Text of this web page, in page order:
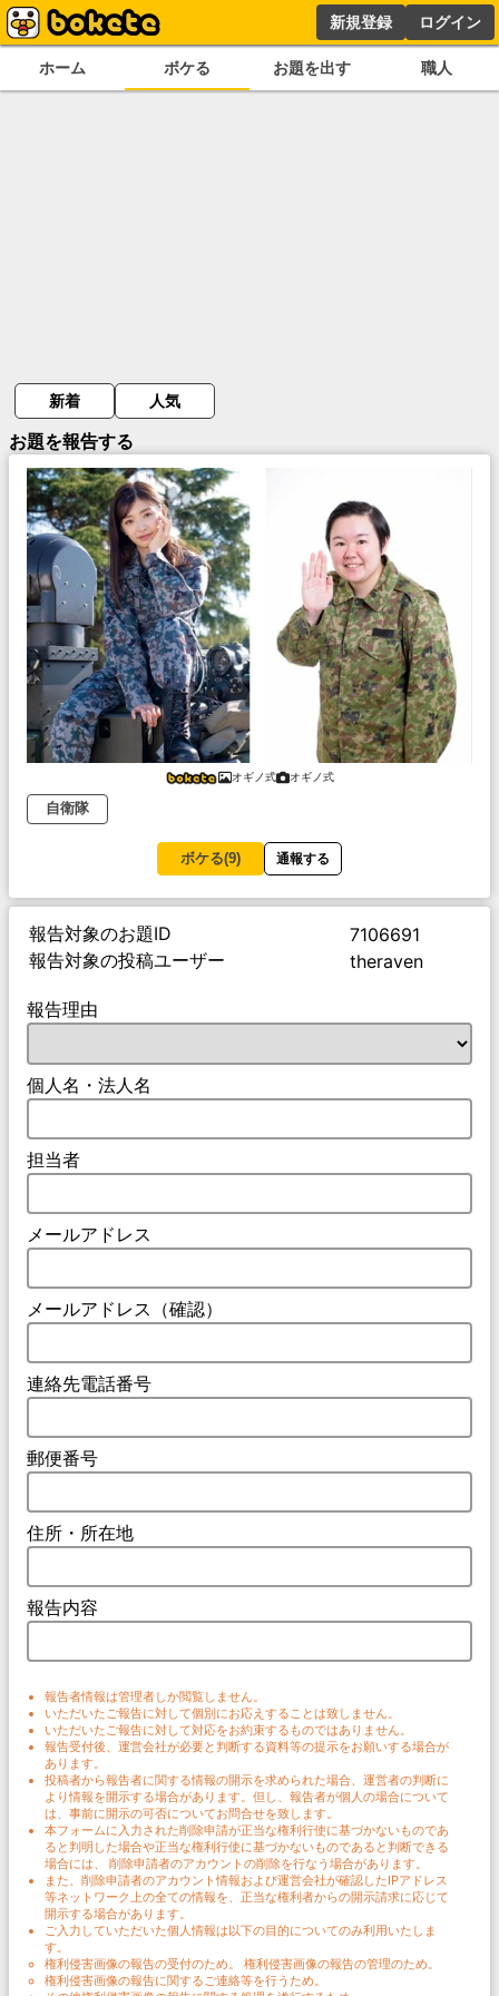
新規登録 ログイン
ホーム ボケる お題を出す 職人
新着 人気
お題を報告する
オギノ式 オギノ式
自衛隊
ボケる(9) 通報する
報告対象のお題ID
7106691
報告対象の投稿ユーザー
theraven
報告理由
個人名・法人名
担当者
メールアドレス
メールアドレス（確認）
連絡先電話番号
郵便番号
住所・所在地
報告内容
報告者情報は管理者しか閲覧しません。
いただいたご報告に対して個別にお応えすることは致しません。
いただいたご報告に対して対応をお約束するものではありません。
報告受付後、運営会社が必要と判断する資料等の提示をお願いする場合が
あります。
投稿者から報告者に関する情報の開示を求められた場合、運営者の判断に
より情報を開示する場合があります。但し、報告者が個人の場合について
は、事前に開示の可否についてお問合せを致します。
本フォームに入力された削除申請が正当な権利行使に基づかないものであ
ると判明した場合や正当な権利行使に基づかないものであると判断できる
場合には、 削除申請者のアカウントの削除を行なう場合があります。
また、削除申請者のアカウント情報および運営会社が確認したIPアドレス
等ネットワーク上の全ての情報を、正当な権利者からの開示請求に応じて
開示する場合があります。
ご入力していただいた個人情報は以下の目的についてのみ利用いたしま
す。
権利侵害画像の報告の受付のため。 権利侵害画像の報告の管理のため。
権利侵害画像の報告に関するご連絡等を行うため。